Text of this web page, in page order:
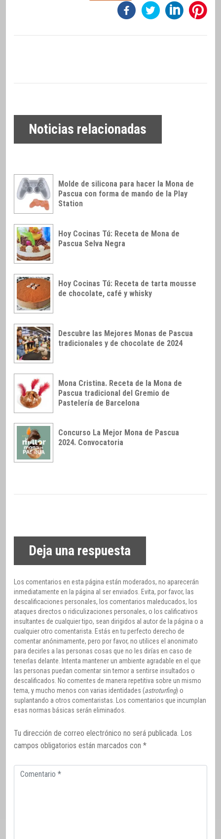
Noticias relacionadas
Molde de silicona para hacer la Mona de
Pascua con forma de mando de la Play
Station
Hoy Cocinas Tú: Receta de Mona de
Pascua Selva Negra
Hoy Cocinas Tú: Receta de tarta mousse
de chocolate, café y whisky
Descubre las Mejores Monas de Pascua
tradicionales y de chocolate de 2024
Mona Cristina. Receta de la Mona de
Pascua tradicional del Gremio de
Pastelería de Barcelona
Concurso La Mejor Mona de Pascua
2024. Convocatoria
Deja una respuesta
Los comentarios en esta página están moderados, no aparecerán
inmediatamente en la página al ser enviados. Evita, por favor, las
descalificaciones personales, los comentarios maleducados, los
ataques directos o ridiculizaciones personales, o los calificativos
insultantes de cualquier tipo, sean dirigidos al autor de la página o a
cualquier otro comentarista. Estás en tu perfecto derecho de
comentar anónimamente, pero por favor, no utilices el anonimato
para decirles a las personas cosas que no les dirías en caso de
tenerlas delante. Intenta mantener un ambiente agradable en el que
las personas puedan comentar sin temor a sentirse insultados o
descalificados. No comentes de manera repetitiva sobre un mismo
tema, y mucho menos con varias identidades (astroturfing) o
suplantando a otros comentaristas. Los comentarios que incumplan
esas normas básicas serán eliminados.
Tu dirección de correo electrónico no será publicada. Los
campos obligatorios están marcados con *
Comentario